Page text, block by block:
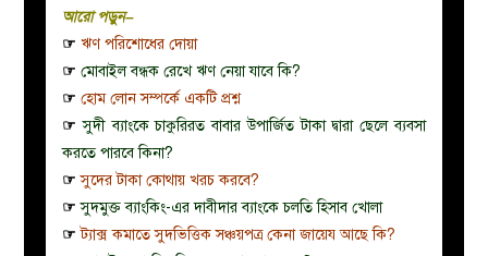
আরো পড়ুন–
☞ ঋণ পরিশোধের দোয়া
☞ মোবাইল বন্ধক রেখে ঋণ নেয়া যাবে কি?
☞ হোম লোন সম্পর্কে একটি প্রশ্ন
☞ সুদী ব্যাংকে চাকুরিরত বাবার উপার্জিত টাকা দ্বারা ছেলে ব্যবসা
করতে পারবে কিনা?
☞ সুদের টাকা কোথায় খরচ করবে?
☞ সুদমুক্ত ব্যাংকিং-এর দাবীদার ব্যাংকে চলতি হিসাব খোলা
☞ ট্যাক্স কমাতে সুদভিত্তিক সঞ্চয়পত্র কেনা জায়েয আছে কি?